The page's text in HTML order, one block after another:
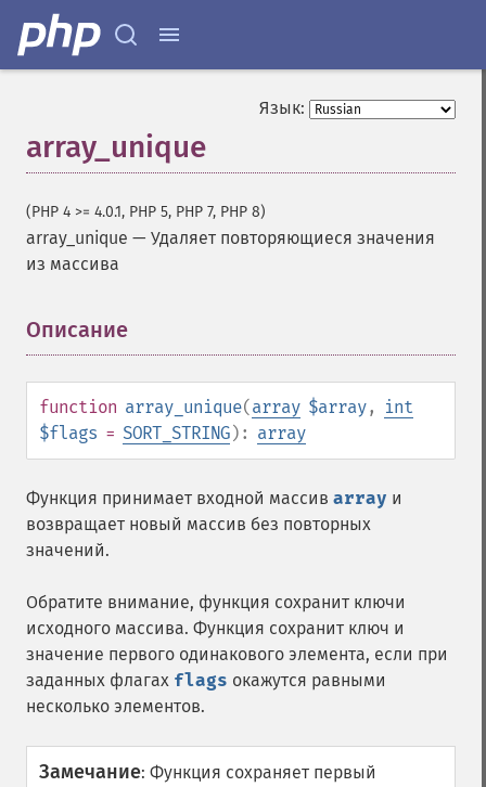
Язык:
array_unique
(PHP 4 >= 4.0.1, PHP 5, PHP 7, PHP 8)
array_unique — Удаляет повторяющиеся значения
из массива
Описание
function array_unique(array $array,
int
$flags = SORT_STRING): array
Функция принимает входной массив array и
возвращает новый массив без повторных
значений.
Обратите внимание, функция сохранит ключи
исходного массива. Функция сохранит ключ и
значение первого одинакового элемента, если при
заданных флагах flags окажутся равными
несколько элементов.
Замечание: Функция сохраняет первый